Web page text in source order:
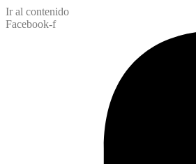
Ir al contenido
Facebook-f